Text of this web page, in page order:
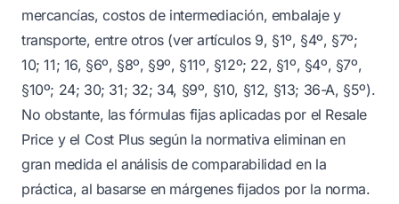
mercancías, costos de intermediación, embalaje y
transporte, entre otros (ver artículos 9, §1º, §4º, §7º;
10; 11; 16, §6º, §8º, §9º, §11º, §12º; 22, §1º, §4º, §7º,
§10º; 24; 30; 31; 32; 34, §9º, §10, §12, §13; 36-A, §5º).
No obstante, las fórmulas fijas aplicadas por el Resale
Price y el Cost Plus según la normativa eliminan en
gran medida el análisis de comparabilidad en la
práctica, al basarse en márgenes fijados por la norma.